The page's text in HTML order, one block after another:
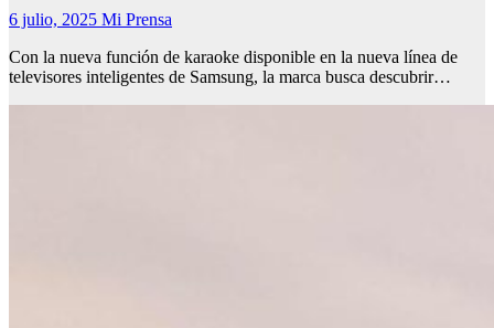
6 julio, 2025 Mi Prensa
Con la nueva función de karaoke disponible en la nueva línea de
televisores inteligentes de Samsung, la marca busca descubrir…